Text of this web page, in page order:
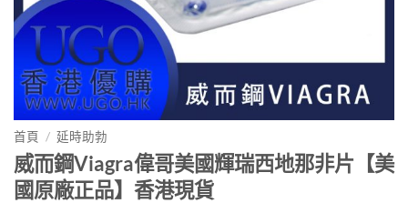
首頁 / 延時助勃
威而鋼Viagra偉哥美國輝瑞西地那非片【美
國原廠正品】香港現貨